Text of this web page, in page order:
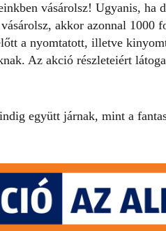
vásárolsz! Ugyanis, ha
akkor azonnal 1000
a nyomtatott, illetve
Az akció részleteiért
együtt járnak, mint a